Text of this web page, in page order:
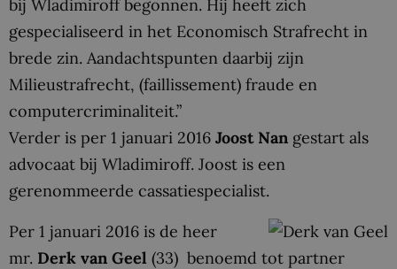
bij Wladimiroff begonnen. Hij heeft zich
gespecialiseerd in het Economisch Strafrecht in
brede zin. Aandachtspunten daarbij zijn
Milieustrafrecht, (faillissement) fraude en
computercriminaliteit.”
Verder is per 1 januari 2016 Joost Nan gestart als
advocaat bij Wladimiroff. Joost is een
gerenommeerde cassatiespecialist.
Per 1 januari 2016 is de heer
mr. Derk van Geel (33) benoemd tot partner